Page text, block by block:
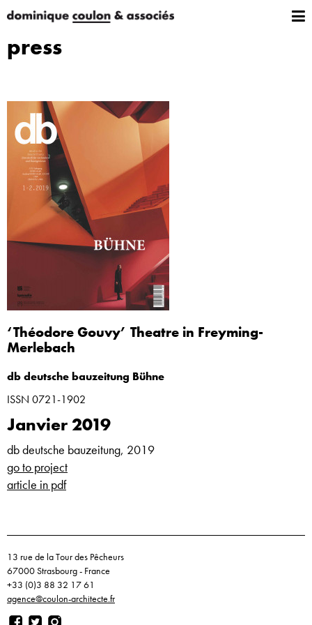
press
‘Théodore Gouvy’ Theatre in Freyming-
Merlebach
db deutsche bauzeitung Bühne
ISSN 0721-1902
Janvier 2019
db deutsche bauzeitung, 2019
go to project
article in pdf
13 rue de la Tour des Pêcheurs
67000 Strasbourg - France
+33 (0)3 88 32 17 61
agence@coulon-architecte.fr